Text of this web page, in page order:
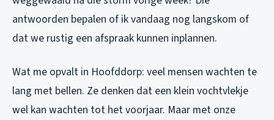
antwoorden bepalen of ik vandaag nog langskom of
dat we rustig een afspraak kunnen inplannen.
Wat me opvalt in Hoofddorp: veel mensen wachten te
lang met bellen. Ze denken dat een klein vochtvlekje
wel kan wachten tot het voorjaar. Maar met onze